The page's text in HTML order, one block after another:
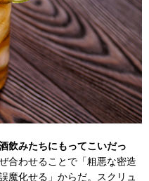
飲みたちにもってこいだっ
合わせることで「粗悪な密造
魔化せる」からだ。スクリュ